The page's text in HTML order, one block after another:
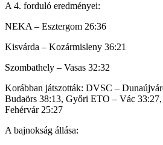
A 4. forduló eredményei:
NEKA – Esztergom 26:36
Kisvárda – Kozármisleny 36:21
Szombathely – Vasas 32:32
Korábban játszották: DVSC –
Budaörs 38:13, Győri ETO – Vác
Fehérvár 25:27
A bajnokság állása: